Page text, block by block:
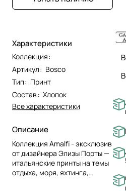
Характеристики
Коллекция:
Артикул: Bosco
Тип: Принт
Состав: Хлопок
Все характеристики
Описание
Коллекция Amalfi - эксклюзив
от дизайнера Элизы Порты —
итальянские принты на темы
отдыха, моря, яхтинга,